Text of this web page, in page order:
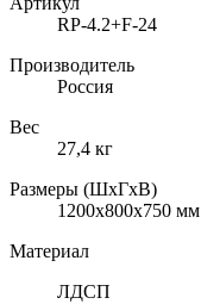
RP-4.2+F-24
Производитель
Россия
Вес
27,4 кг
Размеры (ШхГхВ)
1200x800x750 мм
Материал
ЛДСП